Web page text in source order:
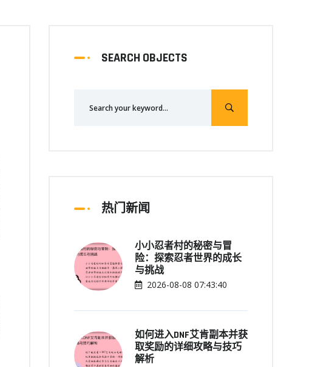
SEARCH OBJECTS
热门新闻
小小忍者村的秘密与冒
险：探索忍者世界的成长
与挑战
2026-08-08 07:43:40
如何进入DNF艾肯副本并获
取奖励的详细攻略与技巧
解析